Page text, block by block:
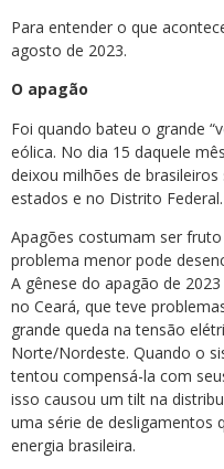
Para entender o que
agosto de 2023.
O apagão
Foi quando bateu o grande
eólica. No dia 15 daquele
deixou milhões de
estados e no Distrito Federal.
Apagões costumam ser
problema menor pode
A gênese do apagão de
no Ceará, que teve
grande queda na tensão
Norte/Nordeste. Quando o
tentou compensá-la com
isso causou um tilt na
uma série de desligamentos
energia brasileira.